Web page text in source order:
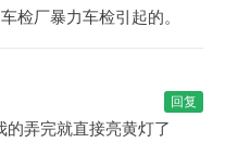
检厂暴力车检引起的。
回复
的弄完就直接亮黄灯了